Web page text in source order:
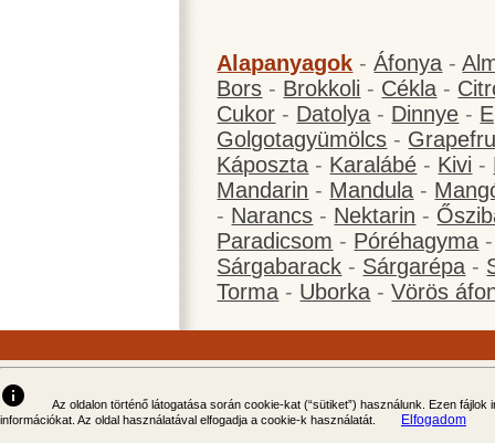
Alapanyagok -Áfonya -
Bors - Brokkoli - Cékla -
Cukor - Datolya - Dinnye -
Golgotagyümölcs -
Káposzta - Karalábé - Kivi -
Mandarin - Mandula -
- Narancs - Nektarin -
Paradicsom - Póréhagyma
Sárgabarack - Sárgarépa -
Torma - Uborka -Vörös
info
Az oldalon történő látogatása során cookie-kat (“sütiket”) használunk. Ezen
információkat. Az oldal használatával elfogadja a cookie-k használatát.
Elfogadom